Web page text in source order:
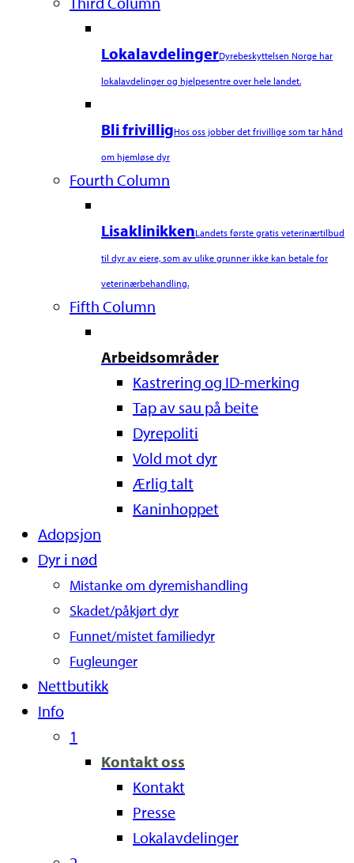
LokalavdelingerDyrebeskyttelsen Norge har
lokalavdelinger og hjelpesentre over hele landet.
Bli frivilligHos oss jobber det frivillige som tar hånd
om hjemløse dyr
Fourth Column
LisaklinikkenLandets første gratis veterinærtilbud
til dyr av eiere, som av ulike grunner ikke kan betale for
veterinærbehandling.
Fifth Column
Arbeidsområder
Kastrering og ID-merking
Tap av sau på beite
Dyrepoliti
Vold mot dyr
Ærlig talt
Kaninhoppet
Adopsjon
Dyr i nød
Mistanke om dyremishandling
Skadet/påkjørt dyr
Funnet/mistet familiedyr
Fugleunger
Nettbutikk
Info
1
Kontakt oss
Kontakt
Presse
Lokalavdelinger